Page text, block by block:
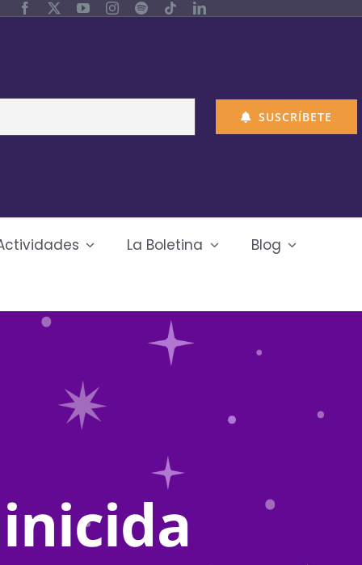
SUSCRÍBETE
La Boletina
Blog